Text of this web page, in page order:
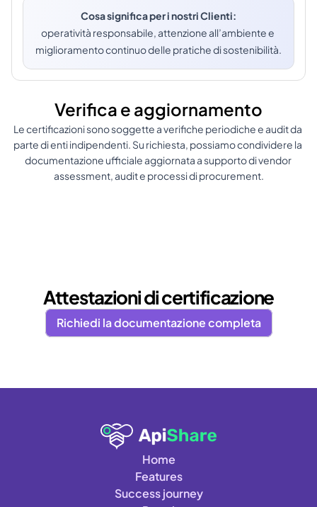
Cosa significa per i nostri Clienti:
operatività responsabile, attenzione all’ambiente e
miglioramento continuo delle pratiche di sostenibilità.
Verifica e aggiornamento
Le certificazioni sono soggette a verifiche periodiche e audit da
parte di enti indipendenti. Su richiesta, possiamo condividere la
documentazione ufficiale aggiornata a supporto di vendor
assessment, audit e processi di procurement.
Attestazioni di certificazione
Richiedi la documentazione completa
Home
Features
Success journey